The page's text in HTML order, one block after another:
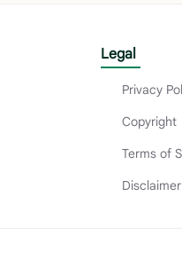
Legal
Privacy
Copyright
Terms of
Disclaimer